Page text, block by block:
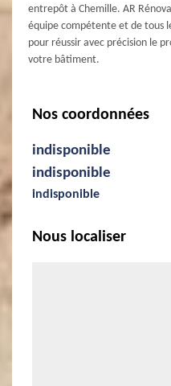
entrepôt à Chemille. AR
équipe compétente et de tous
pour réussir avec précision le
votre bâtiment.
Nos coordonnées
indisponible
indisponible
indisponible
Nous localiser